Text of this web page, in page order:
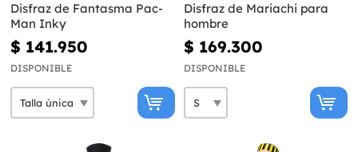
Disfraz de Fantasma Pac-
Man Inky
$ 141.950
DISPONIBLE
Disfraz de Mariachi para
hombre
$ 169.300
DISPONIBLE